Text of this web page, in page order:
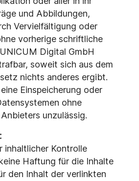
und Abbildungen,
Vervielfältigung oder
vorherige schriftliche
Digital GmbH
soweit sich aus dem
nichts anderes ergibt.
Einspeicherung oder
ohne
unzulässig.
inhaltlicher Kontrolle
Haftung für die Inhalte
den Inhalt der verlinkten